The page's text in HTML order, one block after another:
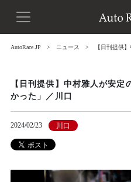
AutoRace.JP ニュース 【日刊提供
【日刊提供】中村雅人が安定
かった」／川口
2024/02/23 川口